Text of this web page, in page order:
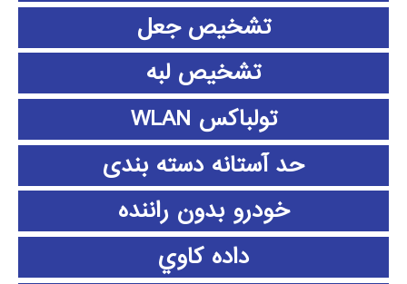
تشخیص جعل
تشخیص لبه
تولباکس WLAN
حد آستانه دسته بندی
خودرو بدون راننده
داده كاوي